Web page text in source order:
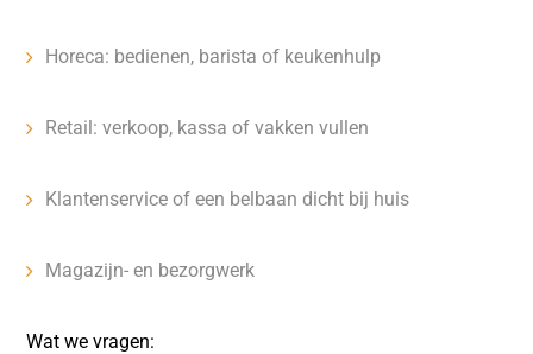
Horeca: bedienen, barista of keukenhulp
Retail: verkoop, kassa of vakken vullen
Klantenservice of een belbaan dicht bij huis
Magazijn- en bezorgwerk
Wat we vragen: